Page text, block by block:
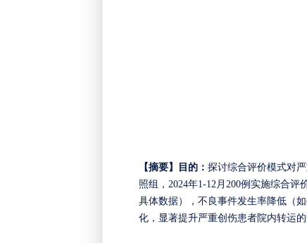
【摘要】 目的： 探讨综合评价模式对
照组， 2024年1-12月 200例实施综合评
具体数据）
， 不良事件发生率降低（
化，显著提升严重创伤患者院内转运的